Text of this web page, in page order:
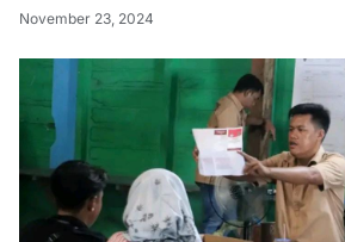
November 23, 2024